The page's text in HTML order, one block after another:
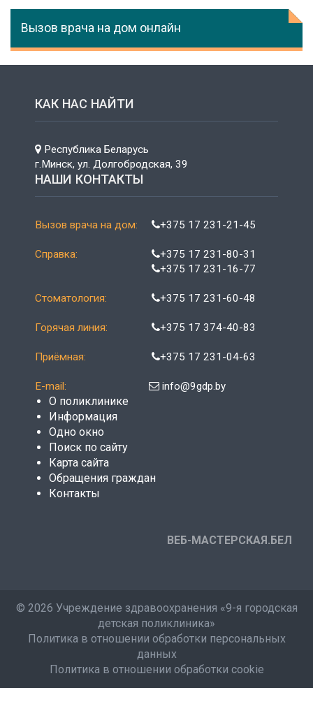
Вызов врача на дом онлайн
КАК НАС НАЙТИ
Республика Беларусь
г.Минск, ул. Долгобродская, 39
НАШИ КОНТАКТЫ
Вызов врача на дом: +375 17 231-21-45
Справка:
+375 17 231-80-31
+375 17 231-16-77
Стоматология: +375 17 231-60-48
Горячая линия: +375 17 374-40-83
Приёмная: +375 17 231-04-63
E-mail: info@9gdp.by
О поликлинике
Информация
Одно окно
Поиск по сайту
Карта сайта
Обращения граждан
Контакты
ВЕБ-МАСТЕРСКАЯ.БЕЛ
© 2026 Учреждение здравоохранения «9-я городская
детская поликлиника»
Политика в отношении обработки персональных
данных
Политика в отношении обработки cookie